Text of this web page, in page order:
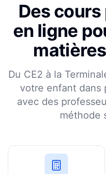
Des
en ligne
Du CE2 à la
votre enfant dans
avec des
méthode